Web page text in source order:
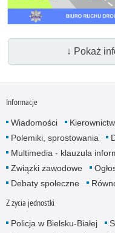
↓ Pokaż
Informacje
Wiadomości
Polemiki, sprostowania
Multimedia - klauzula
Związki zawodowe
Debaty społeczne
Z życia jednostki
Policja w Bielsku-Białej